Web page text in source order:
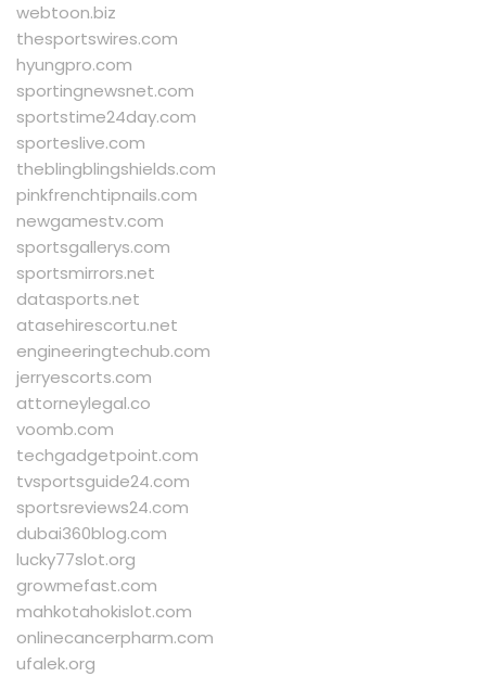
webtoon.biz
thesportswires.com
hyungpro.com
sportingnewsnet.com
sportstime24day.com
sporteslive.com
theblingblingshields.com
pinkfrenchtipnails.com
newgamestv.com
sportsgallerys.com
sportsmirrors.net
datasports.net
atasehirescortu.net
engineeringtechub.com
jerryescorts.com
attorneylegal.co
voomb.com
techgadgetpoint.com
tvsportsguide24.com
sportsreviews24.com
dubai360blog.com
lucky77slot.org
growmefast.com
mahkotahokislot.com
onlinecancerpharm.com
ufalek.org